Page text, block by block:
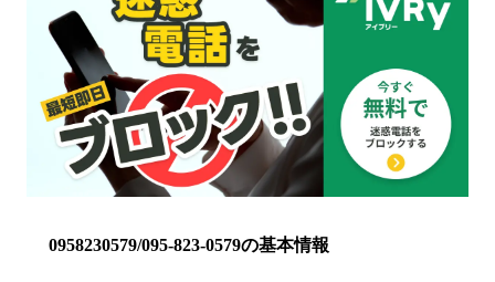
0958230579/095-823-0579の基本情報